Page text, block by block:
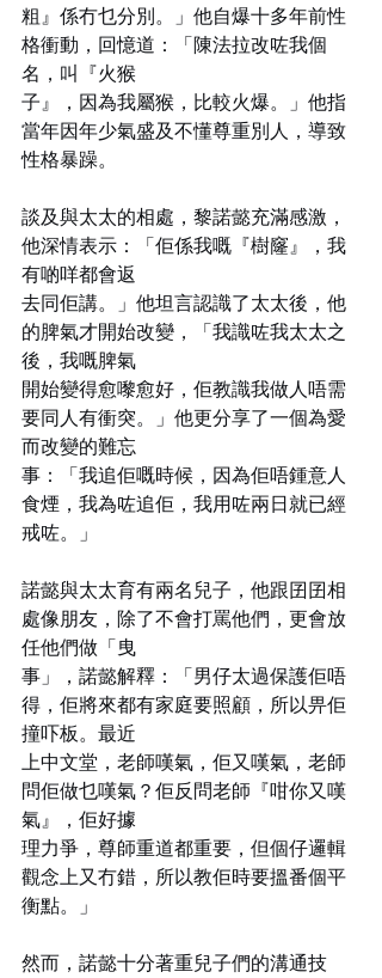
粗』係冇乜分別。」他自爆十多年前性
格衝動，回憶道：「陳法拉改咗我個
名，叫『火猴
子』，因為我屬猴，比較火爆。」他指
當年因年少氣盛及不懂尊重別人，導致
性格暴躁。
談及與太太的相處，黎諾懿充滿感激，
他深情表示：「佢係我嘅『樹窿』，我
有啲咩都會返
去同佢講。」他坦言認識了太太後，他
的脾氣才開始改變，「我識咗我太太之
後，我嘅脾氣
開始變得愈嚟愈好，佢教識我做人唔需
要同人有衝突。」他更分享了一個為愛
而改變的難忘
事：「我追佢嘅時候，因為佢唔鍾意人
食煙，我為咗追佢，我用咗兩日就已經
戒咗。」
諾懿與太太育有兩名兒子，他跟囝囝相
處像朋友，除了不會打罵他們，更會放
任他們做「曳
事」，諾懿解釋：「男仔太過保護佢唔
得，佢將來都有家庭要照顧，所以畀佢
撞吓板。最近
上中文堂，老師嘆氣，佢又嘆氣，老師
問佢做乜嘆氣？佢反問老師『咁你又嘆
氣』，佢好據
理力爭，尊師重道都重要，但個仔邏輯
觀念上又冇錯，所以教佢時要搵番個平
衡點。」
然而，諾懿十分著重兒子們的溝通技